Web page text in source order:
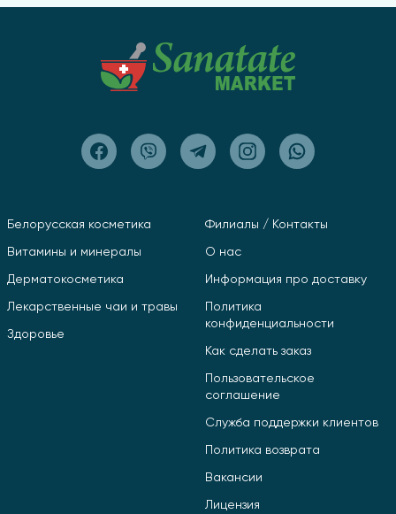
Белорусская косметика
Витамины и минералы
Дерматокосметика
Лекарственные чаи и травы
Здоровье
Филиалы / Контакты
О нас
Информация про доставку
Политика
конфиденциальности
Как сделать заказ
Пользовательское
соглашение
Служба поддержки клиентов
Политика возврата
Вакансии
Лицензия